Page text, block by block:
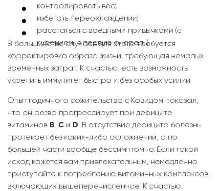
контролировать вес;
избегать переохлаждений;
расстаться с вредными привычками (с
курением, в первую очередь).
В большинстве случаев для этого требуется
корректировка образа жизни, требующая немалых
временных затрат. К счастью, есть возможность
укрепить иммунитет быстро и без особых усилий.
Опыт годичного сожительства с Ковидом показал,
что он резво прогрессирует при дефиците
витаминов B, C и D. В отсутствие дефицита болезнь
протекает без каких-либо осложнений, а по
большей части вообще бессимптомно. Если такой
исход кажется вам привлекательным, немедленно
приступайте к потреблению витаминных комплексов,
включающих вышеперечисленное. К счастью,